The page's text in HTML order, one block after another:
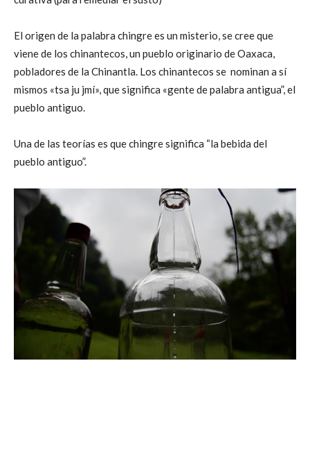
El origen de la palabra chingre es un misterio, se cree que
viene de los chinantecos, un pueblo originario de Oaxaca,
pobladores de la Chinantla. Los chinantecos se nominan a sí
mismos «tsa ju jmí», que significa «gente de palabra antigua”, el
pueblo antiguo.
Una de las teorías es que chingre significa “la bebida del
pueblo antiguo”.